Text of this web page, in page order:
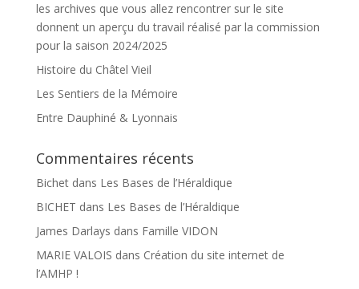
les archives que vous allez rencontrer sur le site
donnent un aperçu du travail réalisé par la commission
pour la saison 2024/2025
Histoire du Châtel Vieil
Les Sentiers de la Mémoire
Entre Dauphiné & Lyonnais
Commentaires récents
Bichetdans Les Bases de l’Héraldique
BICHET dans Les Bases de l’Héraldique
James Darlays dans Famille VIDON
MARIE VALOIS dans Création du site internet de
l’AMHP !